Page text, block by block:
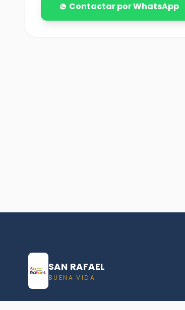
Contactar por WhatsApp
SAN RAFAEL
BUENA VIDA